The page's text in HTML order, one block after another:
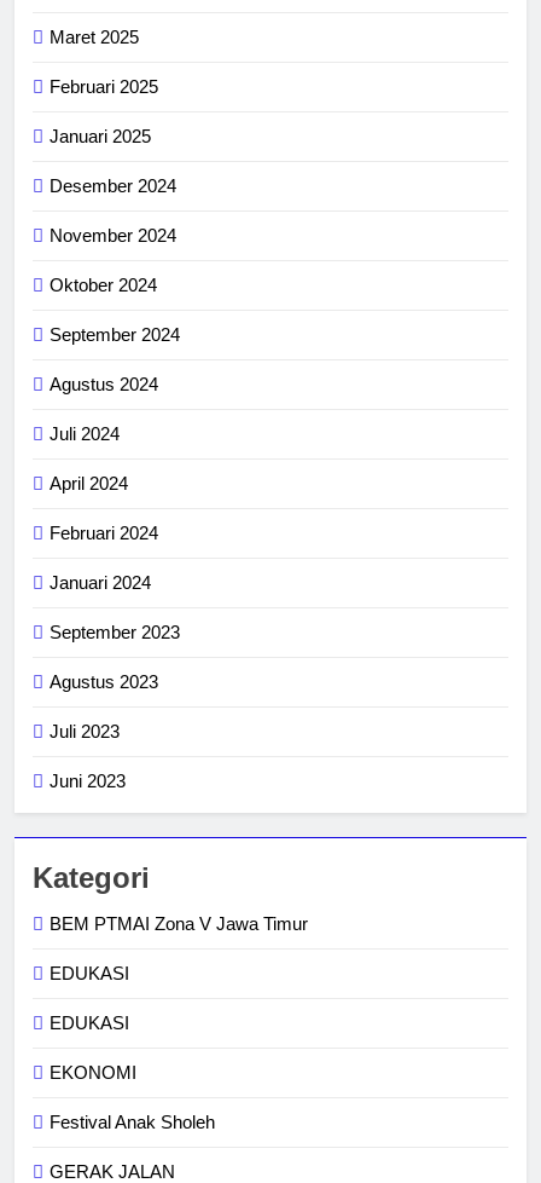
Maret 2025
Februari 2025
Januari 2025
Desember 2024
November 2024
Oktober 2024
September 2024
Agustus 2024
Juli 2024
April 2024
Februari 2024
Januari 2024
September 2023
Agustus 2023
Juli 2023
Juni 2023
Kategori
BEM PTMAI Zona V Jawa Timur
EDUKASI
EDUKASI
EKONOMI
Festival Anak Sholeh
GERAK JALAN